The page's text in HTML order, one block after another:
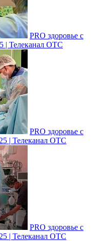
PRO здоровье с
| Телеканал ОТС
PRO здоровье с
| Телеканал ОТС
PRO здоровье с
| Телеканал ОТС